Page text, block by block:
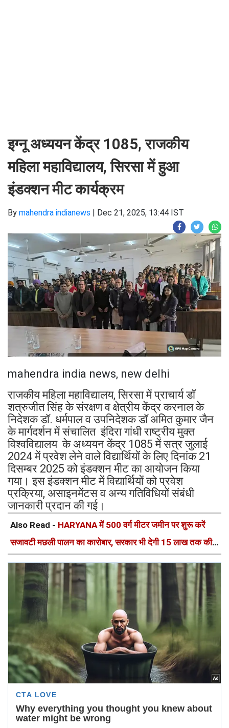
इग्नू अध्ययन केंद्र 1085, राजकीय
महिला महाविद्यालय, सिरसा में हुआ
इंडक्शन मीट कार्यक्रम
By mahendra indianews | Dec 21, 2025, 13:44 IST
mahendra india news, new delhi
राजकीय महिला महाविद्यालय, सिरसा में प्राचार्य डॉ
शत्रुजीत सिंह के संरक्षण व क्षेत्रीय केंद्र करनाल के
निदेशक डॉ. धर्मपाल व उपनिदेशक डॉ अमित कुमार जैन
के मार्गदर्शन में संचालित इंदिरा गांधी राष्ट्रीय मुक्त
विश्वविद्यालय के अध्ययन केंद्र 1085 में सत्र जुलाई
2024 में प्रवेश लेने वाले विद्यार्थियों के लिए दिनांक 21
दिसम्बर 2025 को इंडक्शन मीट का आयोजन किया
गया। इस इंडक्शन मीट में विद्यार्थियों को प्रवेश
प्रक्रिया, असाइनमेंटस व अन्य गतिविधियों संबंधी
जानकारी प्रदान की गई।
Also Read - HARYANA में 500 वर्ग मीटर जमीन पर शुरू करें
सजावटी मछली पालन का कारोबार, सरकार भी देगी 15 लाख तक की
सब्सिडी